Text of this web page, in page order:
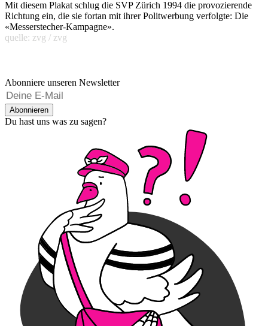
Mit diesem Plakat schlug die SVP Zürich 1994 die provozierende
Richtung ein, die sie fortan mit ihrer Politwerbung verfolgte: Die
«Messerstecher-Kampagne».
quelle: zvg / zvg
Abonniere unseren Newsletter
Abonnieren
Du hast uns was zu sagen?